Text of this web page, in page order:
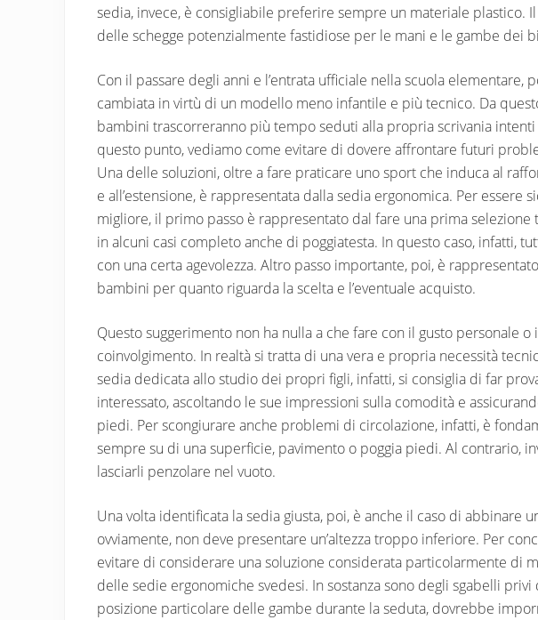
sedia, invece, è consigliabile preferire sempre un materiale plastico.
delle schegge potenzialmente fastidiose per le mani e le gambe dei
Con il passare degli anni e l’entrata ufficiale nella scuola elementare,
cambiata in virtù di un modello meno infantile e più tecnico. Da
bambini trascorreranno più tempo seduti alla propria scrivania
questo punto, vediamo come evitare di dovere affrontare futuri
Una delle soluzioni, oltre a fare praticare uno sport che induca al
e all’estensione, è rappresentata dalla sedia ergonomica. Per essere
migliore, il primo passo è rappresentato dal fare una prima
in alcuni casi completo anche di poggiatesta. In questo caso, infatti,
con una certa agevolezza. Altro passo importante, poi, è
bambini per quanto riguarda la scelta e l’eventuale acquisto.
Questo suggerimento non ha nulla a che fare con il gusto personale
coinvolgimento. In realtà si tratta di una vera e propria necessità
sedia dedicata allo studio dei propri figli, infatti, si consiglia di far
interessato, ascoltando le sue impressioni sulla comodità e
piedi. Per scongiurare anche problemi di circolazione, infatti, è
sempre su di una superficie, pavimento o poggia piedi. Al contrario,
lasciarli penzolare nel vuoto.
Una volta identificata la sedia giusta, poi, è anche il caso di abbinare
ovviamente, non deve presentare un’altezza troppo inferiore. Per
evitare di considerare una soluzione considerata particolarmente di
delle sedie ergonomiche svedesi. In sostanza sono degli sgabelli
posizione particolare delle gambe durante la seduta, dovrebbe